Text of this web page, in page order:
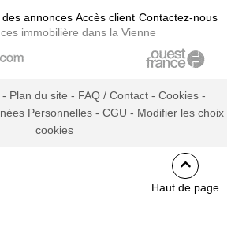
des annonces Accès client Contactez-nous
immobilière dans la Vienne
Plan du site - FAQ / Contact- Cookies-
Personnelles - CGU - Modifier les choix
cookies
Haut de page